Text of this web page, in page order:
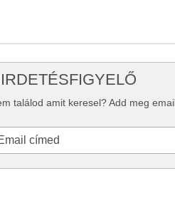
találod amit keresel? Add meg